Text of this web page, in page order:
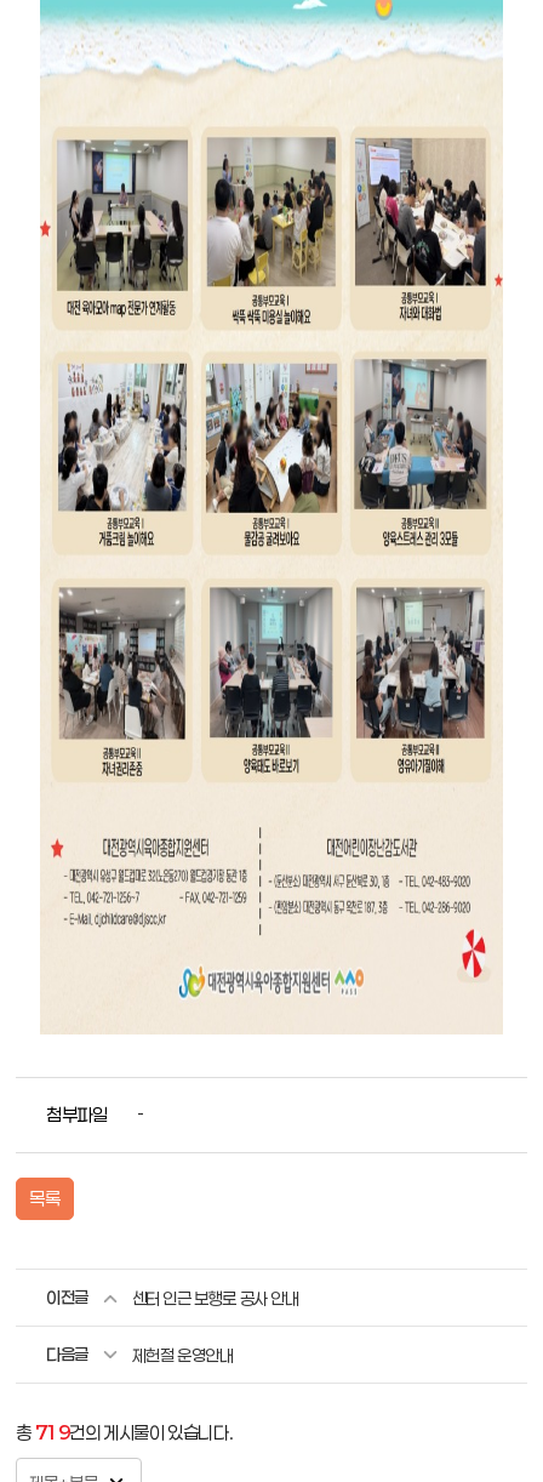
첨부파일 -
목록
이전글 센터 인근 보행로 공사 안내
다음글 제헌절 운영안내
총 719건의 게시물이 있습니다.